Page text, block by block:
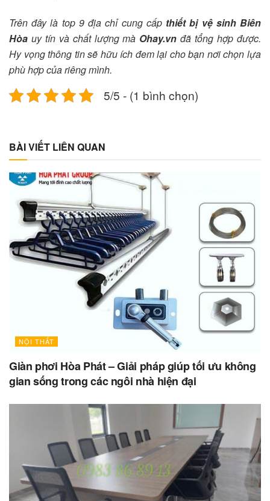
Trên đây là top 9 địa chỉ cung cấp thiết bị vệ sinh Biên
Hòa uy tín và chất lượng mà Ohay.vn đã tổng hợp được.
Hy vọng thông tin sẽ hữu ích đem lại cho bạn nơi chọn lựa
phù hợp của riêng mình.
5/5 - (1 bình chọn)
BÀI VIẾT LIÊN QUAN
NỘI THẤT
Giàn phơi Hòa Phát – Giải pháp giúp tối ưu không
gian sống trong các ngôi nhà hiện đại